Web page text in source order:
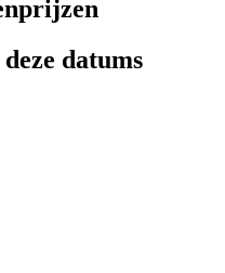
datums